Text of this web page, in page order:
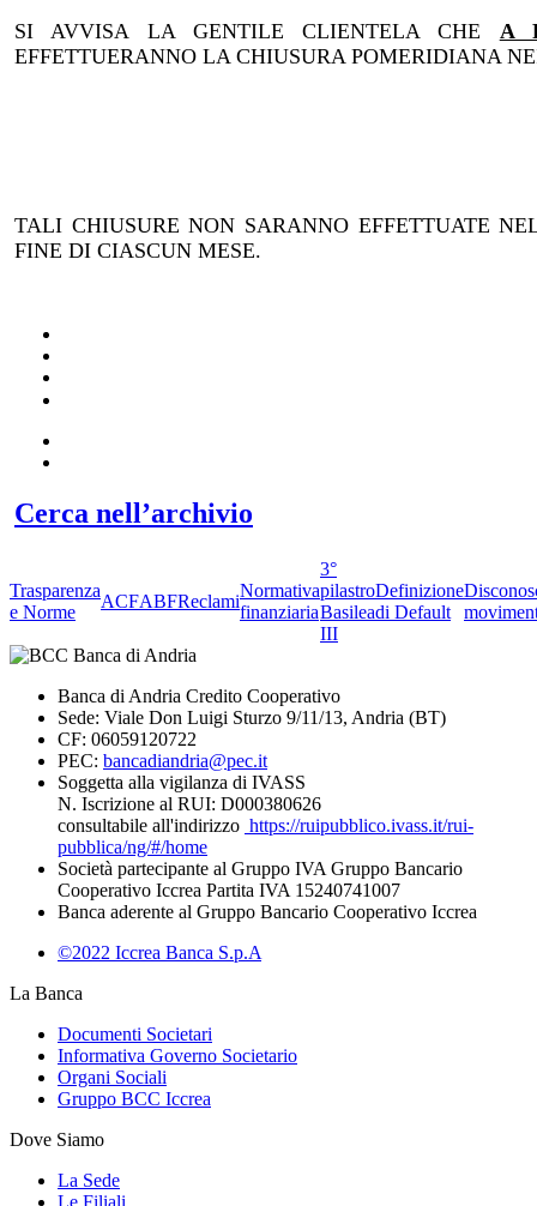
SI AVVISA LA GENTILE CLIENTELA CHE A
EFFETTUERANNO LA CHIUSURA POMERIDIANA
TALI CHIUSURE NON SARANNO EFFETTUATE
FINE DI CIASCUN MESE.
Cerca nell’archivio
Trasparenza
e Norme
ACFABFReclami
Normativa
finanziaria
3°
pilastro
Basilea
III
Definizione
di Default
Banca di Andria Credito Cooperativo
Sede: Viale Don Luigi Sturzo 9/11/13, Andria (BT)
CF: 06059120722
PEC: bancadiandria@pec.it
Soggetta alla vigilanza di IVASS
N. Iscrizione al RUI: D000380626
consultabile all'indirizzo https://ruipubblico.ivass.it/rui-
pubblica/ng/#/home
Società partecipante al Gruppo IVA Gruppo Bancario
Cooperativo Iccrea Partita IVA 15240741007
Banca aderente al Gruppo Bancario Cooperativo Iccrea
©2022 Iccrea Banca S.p.A
La Banca
Documenti Societari
Informativa Governo Societario
Organi Sociali
Gruppo BCC Iccrea
Dove Siamo
La Sede
Le Filiali